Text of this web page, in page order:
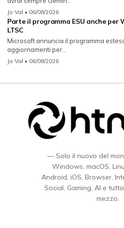
Jo Val • 06/08/2026
Parte il programma ESU anche per
LTSC
Microsoft annuncia il programma
aggiornamenti per...
Jo Val • 06/08/2026
— Solo il nuovo del
Windows, macOS,
Android, iOS, Browser,
Social, Gaming, AI e
mezzo.